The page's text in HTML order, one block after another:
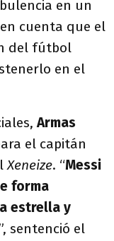
en un
cuenta que el
del fútbol
en el
Armas
el capitán
Xeneize. “Messi
forma
estrella y
sentenció el